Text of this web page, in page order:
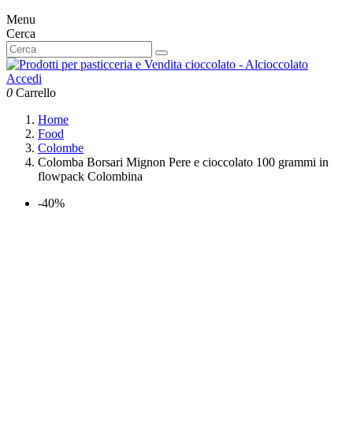
Menu
Cerca
Accedi
0 Carrello
Home
Food
Colombe
Colomba Borsari Mignon Pere e cioccolato 100 grammi in
flowpack Colombina
-40%